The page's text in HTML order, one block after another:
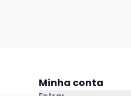
Minha conta
Entrar